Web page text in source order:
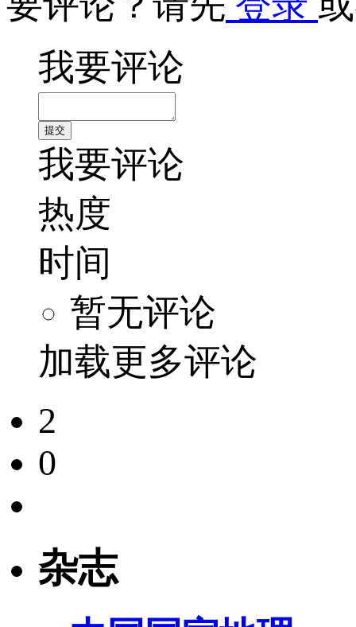
我要评论
我要评论
热度
时间
暂无评论
加载更多评论
2
0
杂志